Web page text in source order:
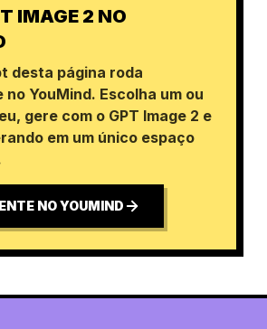
IMAGE 2 NO
desta página roda
YouMind. Escolha um ou
gere com o GPT Image 2 e
em um único espaço
NO YOUMIND